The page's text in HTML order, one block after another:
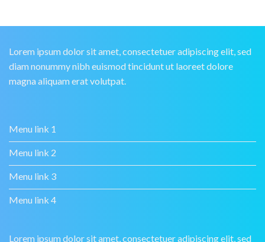
Lorem ipsum dolor sit amet, consectetuer adipiscing elit, sed
diam nonummy nibh euismod tincidunt ut laoreet dolore
magna aliquam erat volutpat.
Menu link 1
Menu link 2
Menu link 3
Menu link 4
Lorem ipsum dolor sit amet, consectetuer adipiscing elit, sed